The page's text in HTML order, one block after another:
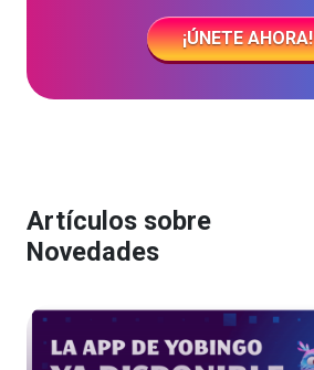
¡ÚNETE AHORA!
Artículos sobre
Novedades